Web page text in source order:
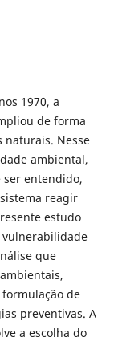
1970, a
de forma
naturais. Nesse
ambiental,
entendido,
reagir
estudo
vulnerabilidade
que
de
preventivas. A
a escolha do